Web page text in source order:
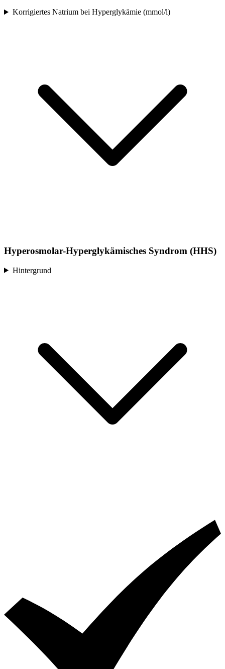
Korrigiertes Natrium bei Hyperglykämie (mmol/l)
Hyperosmolar-Hyperglykämisches Syndrom (HHS)
Hintergrund